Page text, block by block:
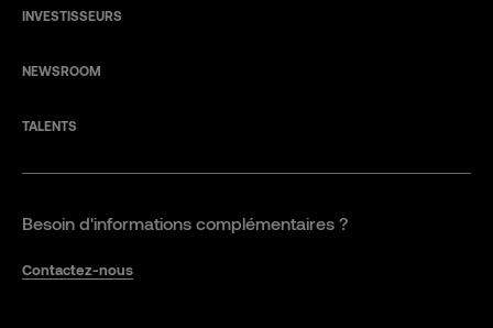
INVESTISSEURS
NEWSROOM
TALENTS
Besoin d'informations complémentaires ?
Contactez-nous